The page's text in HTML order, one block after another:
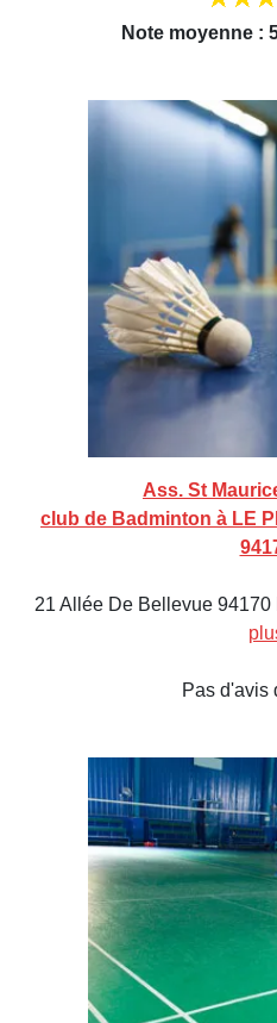
Note moyenne :
Ass. St
club de Badminton à LE
21 Allée De Bellevue
Pas d'avis